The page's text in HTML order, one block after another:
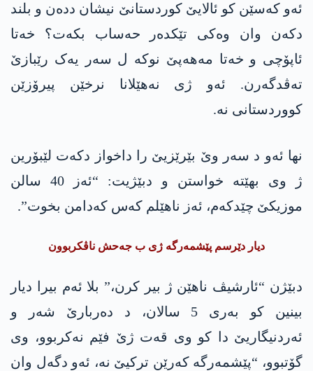
ئەو کەسێن کو ئالایێ کوردستانێ نیشان دده‌ن و بلند
دکه‌ن وان وەکی تێكده‌ر حه‌ساب بكه‌ت؟ خەتا
ئاپۆچی و خەتا مه‌هه‌پێ نوکە ل سەر یەک رێبازێ
تەڤدگەرن. ئەو ژی نه‌هێلانا نرخێن پیرۆزێن
کووردستانی نە.
نھا ئه‌و د سه‌ر وێ بێرێزیێ را داخواز دكه‌ت لێبۆرین
ژ وی بهێته‌ خواستن و دبێژیت: “ئەز 40 سالن
موزیکێ چێدکه‌م، ئەز ناھێلم کەس کەدامن بخوت”.
دیار دێرسم پێشمه‌رگه‌ ژی ب جه‌حش ناڤكربوون
دبێژن “ئارشیڤ ناھێن ژ بیر کرن،” بلا ئەم بیرا دیار
بینین کو به‌ری 5 سالان، د دەربارێ شەر و
ئەردنیگاریێ دا کو وی قەت ژێ فێم نه‌كربوو، وی
گۆتبوو، “پێشمەرگە کەرێن ترکیێ نە، ئەو دگه‌ل وان